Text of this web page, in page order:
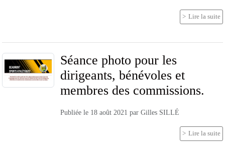
Lire la suite
Séance photo pour les
dirigeants, bénévoles et
membres des commissions.
Publiée le 18 août 2021 par Gilles SILLÉ
Lire la suite